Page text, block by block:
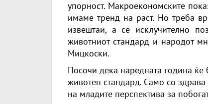
упорност. Макроекономските
имаме тренд на раст. Но треба
извештаи, а се исклучително
животниот стандард и народот
Мицкоски.
Посочи дека наредната година
животен стандард. Само со
на младите перспектива за